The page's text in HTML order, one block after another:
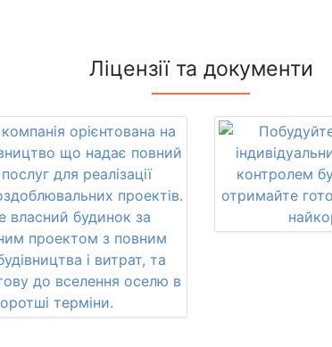
Ліцензії та документи